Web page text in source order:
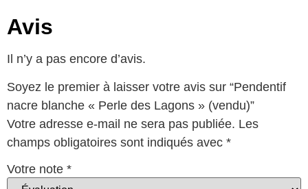
Avis
Il n’y a pas encore d’avis.
Soyez le premier à laisser votre avis sur “Pendentif
nacre blanche « Perle des Lagons » (vendu)”
Votre adresse e-mail ne sera pas publiée. Les
champs obligatoires sont indiqués avec *
Votre note *